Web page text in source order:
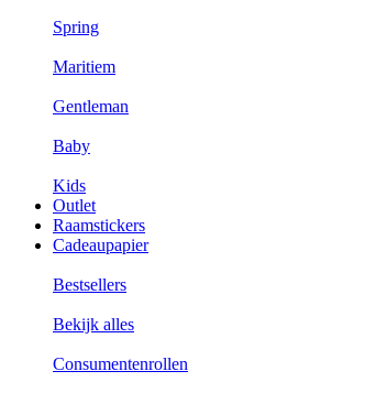
Spring
Maritiem
Gentleman
Baby
Kids
Outlet
Raamstickers
Cadeaupapier
Bestsellers
Bekijk alles
Consumentenrollen